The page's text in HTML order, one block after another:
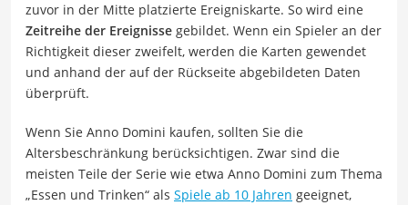
zuvor in der Mitte platzierte Ereigniskarte. So wird eine
Zeitreihe der Ereignisse gebildet. Wenn ein Spieler an der
Richtigkeit dieser zweifelt, werden die Karten gewendet
und anhand der auf der Rückseite abgebildeten Daten
überprüft.
Wenn Sie Anno Domini kaufen, sollten Sie die
Altersbeschränkung berücksichtigen. Zwar sind die
meisten Teile der Serie wie etwa Anno Domini zum Thema
„Essen und Trinken“ als Spiele ab 10 Jahren geeignet,